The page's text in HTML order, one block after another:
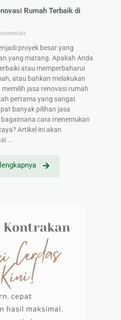
Rumah Terbaik di
proyek besar yang
yang matang. Apakah Anda
atau memperbaharui
atau bahkan melakukan
jasa renovasi rumah
pertama yang sangat
banyak pilihan jasa
cara menemukan
Artikel ini akan
…